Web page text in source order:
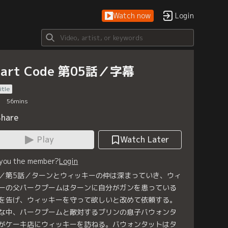
Watch now Login
Code 第05話／字幕
56mins
Play
Watch Later
the member?Login
第5話／ターンとウィッキーの仲は深まっていき、ウィ
の父パークプームはターンに自分がガンを患っている
告げ、ウィッキーを守って欲しいと改めて依頼する。
中、パークプームと敵対するブリンの息子バウォンタ
ケーキ店にウィッキーを訪ねる。バウォンタットはタ